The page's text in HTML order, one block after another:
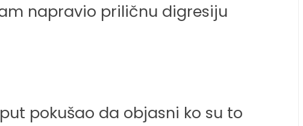
napravio priličnu digresiju
pokušao da objasni ko su to